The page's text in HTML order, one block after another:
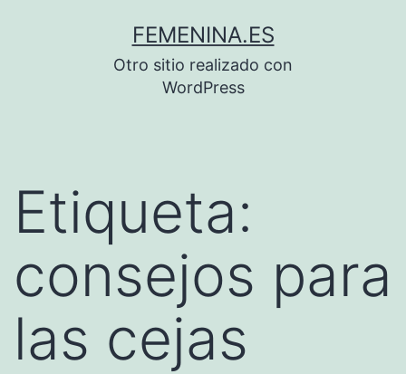
FEMENINA.ES
Otro sitio realizado con
WordPress
Etiqueta:
consejos para
las cejas